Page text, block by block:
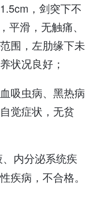
，剑突下不
平滑，无触痛、
围，左肋缘下未
状况良好；
吸虫病、黑热病
觉症状，无贫
内分泌系统疾
疾病，不合格。